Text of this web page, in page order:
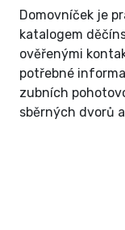
Domovníček je
katalogem
ověřenými
potřebné
zubních
sběrných dvorů